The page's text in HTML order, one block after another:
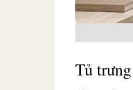
Tủ